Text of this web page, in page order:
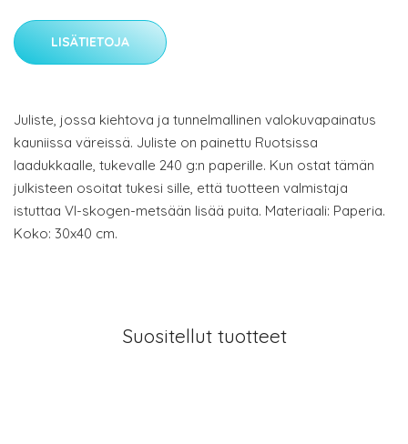
LISÄTIETOJA
Juliste, jossa kiehtova ja tunnelmallinen valokuvapainatus
kauniissa väreissä. Juliste on painettu Ruotsissa
laadukkaalle, tukevalle 240 g:n paperille. Kun ostat tämän
julkisteen osoitat tukesi sille, että tuotteen valmistaja
istuttaa VI-skogen-metsään lisää puita. Materiaali: Paperia.
Koko: 30x40 cm.
Suositellut tuotteet